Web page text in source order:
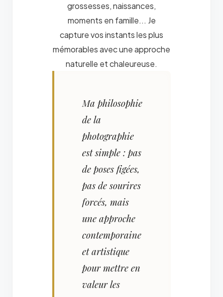
grossesses, naissances,
moments en famille... Je
capture vos instants les plus
mémorables avec une approche
naturelle et chaleureuse.
Ma philosophie
de la
photographie
est simple : pas
de poses figées,
pas de sourires
forcés, mais
une approche
contemporaine
et artistique
pour mettre en
valeur les